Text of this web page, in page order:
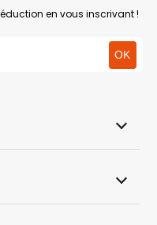
en vous inscrivant !